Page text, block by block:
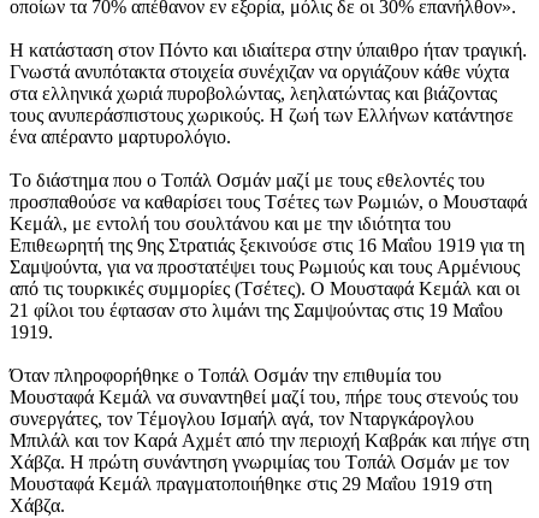
οποίων τα 70% απέθανον εν εξορία, μόλις δε οι 30% επανήλθον».
H κατάσταση στον Πόντο και ιδιαίτερα στην ύπαιθρο ήταν τραγική.
Γνωστά ανυπότακτα στοιχεία συνέχιζαν να οργιάζουν κάθε νύχτα
στα ελληνικά χωριά πυροβολώντας, λεηλατώντας και βιάζοντας
τους ανυπεράσπιστους χωρικούς. H ζωή των Eλλήνων κατάντησε
ένα απέραντο μαρτυρολόγιο.
Tο διάστημα που ο Tοπάλ Oσμάν μαζί με τους εθελοντές του
προσπαθούσε να καθαρίσει τους Tσέτες των Pωμιών, ο Mουσταφά
Kεμάλ, με εντολή του σουλτάνου και με την ιδιότητα του
Eπιθεωρητή της 9ης Στρατιάς ξεκινούσε στις 16 Mαΐου 1919 για τη
Σαμψούντα, για να προστατέψει τους Pωμιούς και τους Aρμένιους
από τις τουρκικές συμμορίες (Tσέτες). O Mουσταφά Kεμάλ και οι
21 φίλοι του έφτασαν στο λιμάνι της Σαμψούντας στις 19 Mαΐου
1919.
Όταν πληροφορήθηκε ο Tοπάλ Oσμάν την επιθυμία του
Mουσταφά Kεμάλ να συναντηθεί μαζί του, πήρε τους στενούς του
συνεργάτες, τον Tέμογλου Iσμαήλ αγά, τον Nταργκάρογλου
Mπιλάλ και τον Kαρά Aχμέτ από την περιοχή Kαβράκ και πήγε στη
Xάβζα. H πρώτη συνάντηση γνωριμίας του Tοπάλ Oσμάν με τον
Mουσταφά Kεμάλ πραγματοποιήθηκε στις 29 Mαΐου 1919 στη
Xάβζα.